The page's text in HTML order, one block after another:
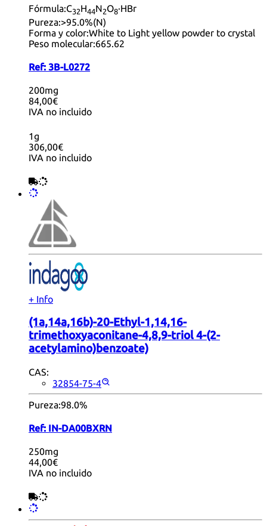
Fórmula:C32H44N2O8·HBr
Pureza:>95.0%(N)
Forma y color:White to Light yellow powder to crystal
Peso molecular:665.62
Ref: 3B-L0272
200mg
84,00€
IVA no incluido
1g
306,00€
IVA no incluido
+ Info
(1a,14a,16b)-20-Ethyl-1,14,16-
trimethoxyaconitane-4,8,9-triol 4-(2-
acetylamino)benzoate)
CAS:
32854-75-4
Pureza:98.0%
Ref: IN-DA00BXRN
250mg
44,00€
IVA no incluido